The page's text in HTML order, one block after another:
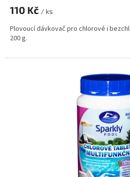
110 Kč / ks
Plovoucí dávkovač pro chlorové i
200 g.